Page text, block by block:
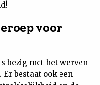
voor
bezig met het werven
Er bestaat ook een